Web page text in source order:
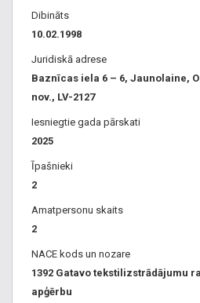
Dibināts
10.02.1998
Juridiskā adrese
Baznīcas iela 6 – 6, Jaunolaine,
nov., LV-2127
Iesniegtie gada pārskati
2025
Īpašnieki
2
Amatpersonu skaits
2
NACE kods un nozare
1392 Gatavo tekstilizstrādājumu
apģērbu